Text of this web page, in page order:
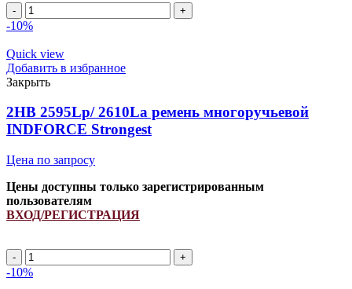
2HB
2150Lp/
(PCM
6201397)
ремень
многоручьевой
INDFORCE
Strongest
quantity
-10%
Quick view
Добавить в избранное
Закрыть
2HB 2595Lp/ 2610La ремень многоручьевой
INDFORCE Strongest
Цена по запросу
Цены доступны только зарегистрированным
пользователям
ВХОД/РЕГИСТРАЦИЯ
2HB
2595Lp/
-10%